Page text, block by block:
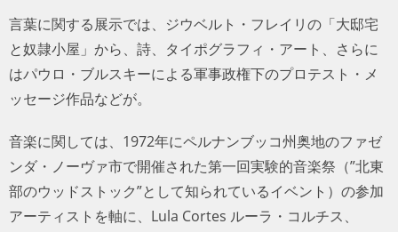
言葉に関する展示では、ジウベルト・フレイリの「大邸宅
と奴隷小屋」から、詩、タイポグラフィ・アート、さらに
はパウロ・ブルスキーによる軍事政権下のプロテスト・メ
ッセージ作品などが。
音楽に関しては、1972年にペルナンブッコ州奥地のファゼ
ンダ・ノーヴァ市で開催された第一回実験的音楽祭（”北東
部のウッドストック”として知られているイベント）の参加
アーティストを軸に、Lula Cortes ルーラ・コルチス、